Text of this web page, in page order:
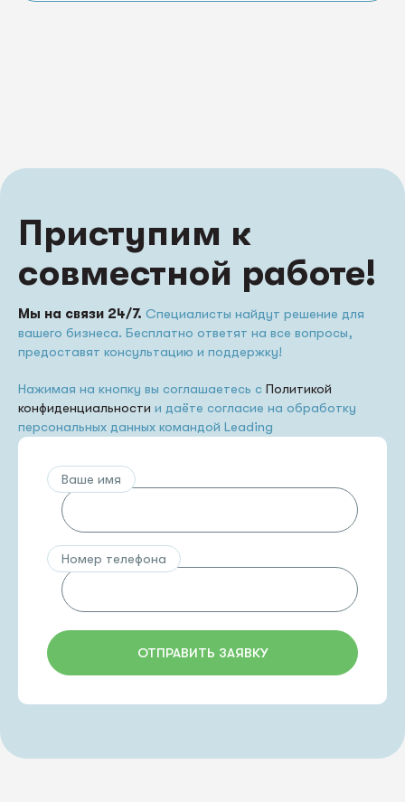
Приступим к
совместной работе!
Мы на связи 24/7. Специалисты найдут решение для
вашего бизнеса. Бесплатно ответят на все вопросы,
предоставят консультацию и поддержку!
Нажимая на кнопку вы соглашаетесь с Политикой
конфиденциальности и даёте согласие на обработку
персональных данных командой Leading
Ваше имя
Номер телефона
ОТПРАВИТЬ ЗАЯВКУ